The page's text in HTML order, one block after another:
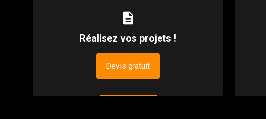
description
Réalisez vos projets !
Devis gratuit